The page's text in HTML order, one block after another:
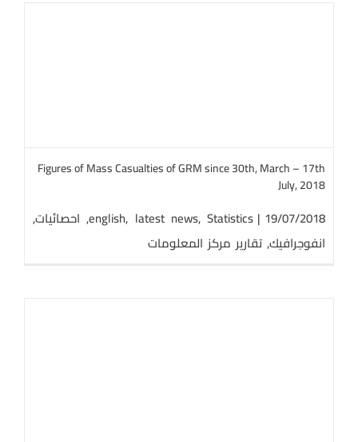
Figures of Mass Casualties of GRM since 30th, March – 17th
July, 2018
19/07/2018
|
english, latest news, Statistics
, احصائيات,
انفوجرافيك, تقارير مركز المعلومات